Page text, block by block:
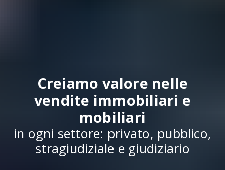
Creiamo valore nelle
vendite immobiliari e
mobiliari
in ogni settore: privato, pubblico,
stragiudiziale e giudiziario